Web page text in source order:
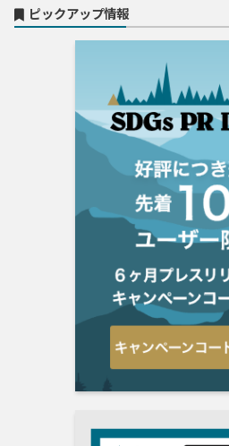
ピックアップ情報